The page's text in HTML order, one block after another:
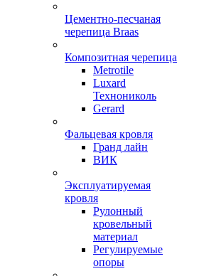
Цементно-песчаная
черепица Braas
Композитная черепица
Metrotile
Luxard
Технониколь
Gerard
Фальцевая кровля
Гранд лайн
ВИК
Эксплуатируемая
кровля
Рулонный
кровельный
материал
Регулируемые
опоры